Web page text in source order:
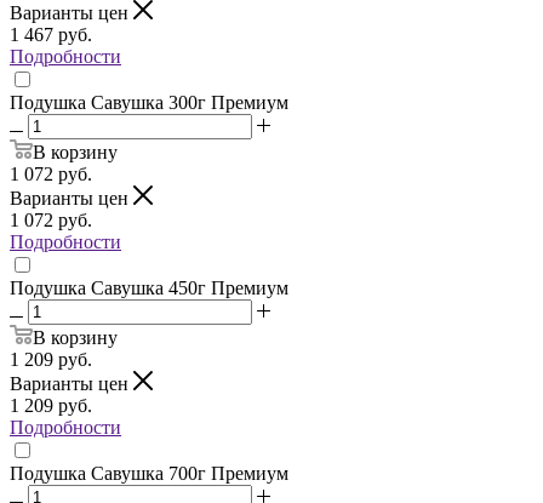
Варианты цен
1 467 руб.
Подробности
Подушка Савушка 300г Премиум
В корзину
1 072 руб.
Варианты цен
1 072 руб.
Подробности
Подушка Савушка 450г Премиум
В корзину
1 209 руб.
Варианты цен
1 209 руб.
Подробности
Подушка Савушка 700г Премиум